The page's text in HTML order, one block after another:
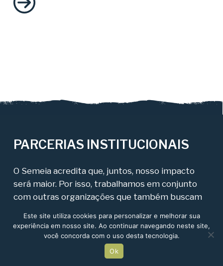
PARCERIAS INSTITUCIONAIS
O Semeia acredita que, juntos, nosso impacto
será maior. Por isso, trabalhamos em conjunto
com outras organizações que também buscam
serviços públicos e a transformação dos
parques brasileiros.Clique aqui para conferir
Este site utiliza cookies para personalizar e melhorar sua
experiência em nosso site. Ao continuar navegando neste site,
você concorda com o uso desta tecnologia.
Ok